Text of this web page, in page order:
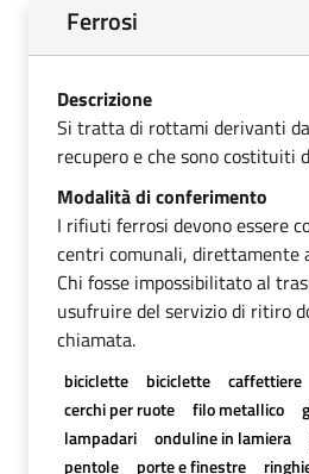
Ferrosi
Descrizione
Si tratta di rottami derivanti
recupero e che sono costituiti
Modalità di conferimento
I rifiuti ferrosi devono essere
centri comunali, direttamente
Chi fosse impossibilitato al
usufruire del servizio di ritiro
chiamata.
biciclette biciclette caffettiere
cerchi per ruote
filo metallico
lampadari
onduline in lamiera
pentole
porte e finestre